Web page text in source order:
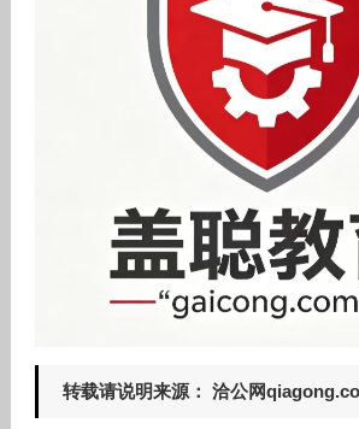
转载请说明来源： 洽公网